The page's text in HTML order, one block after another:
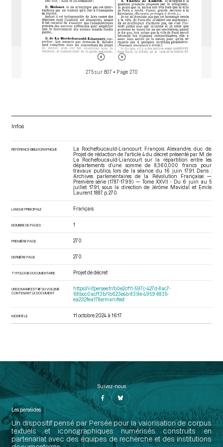
275 sur 807 • Page 270
Infos
RÉFÉRENCE BIBLIOGRAPHIQUE
La Rochefoucauld-Liancourt François Alexandre, duc de.
Projet de rédaction de l'article 4 du décret présenté par M. de
La Rochefoucauld-Liancourt sur la répartition entre les
départements d’une somme de 8,360,000 francs pour
travaux publics, lors de la séance du 16 juin 1791. Dans :
Archives parlementaires de la Révolution Française —
Première série (1787-1799) — Tome XXVII - Du 6 juin au 5
juillet 1791
, sous la direction de Jérôme Mavidal et Emile
Laurent. 1887. p. 270.
LANGUE PRINCIPALE Français
NOMBRE DE PAGES 1
PREMIÈRE PAGE 270
DERNIÈRE PAGE 270
TYPOLOGIE DOCUMENTAIRE Projet de décret
URI DU MANIFEST IIIF DU VOLUME
CONTENANT LE DOCUMENT
https://iiif.persee.fr/b0e2cf11-597c-427d-8ac7-
68bcc0acf13b/1b623e4b-839e-4959-8835-
ea232fea178e/manifest
MODIFIÉ LE 11 octobre 2024 à 16:17
Suivez-nous
Les perséides
Un dispositif pensé par Persée pour la valorisation de corpus
textuels et iconographiques numérisés construits en
partenariat avec des équipes de recherche et des institutions